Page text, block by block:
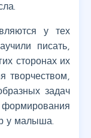
у тех
писать,
сторонах их
творчеством,
задач
формирования
у малыша.